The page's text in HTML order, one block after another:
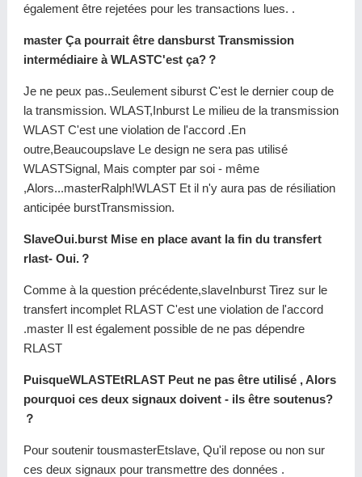
également être rejetées pour les transactions lues. .
master Ça pourrait être dansburst Transmission
intermédiaire à WLASTC'est ça?？
Je ne peux pas..Seulement siburst C'est le dernier coup de
la transmission. WLAST,Inburst Le milieu de la transmission
WLAST C'est une violation de l'accord .En
outre,Beaucoupslave Le design ne sera pas utilisé
WLASTSignal, Mais compter par soi - même
,Alors...masterRalph!WLAST Et il n'y aura pas de résiliation
anticipée burstTransmission.
SlaveOui.burst Mise en place avant la fin du transfert
rlast- Oui.？
Comme à la question précédente,slaveInburst Tirez sur le
transfert incomplet RLAST C'est une violation de l'accord
.master Il est également possible de ne pas dépendre
RLAST
PuisqueWLASTEtRLAST Peut ne pas être utilisé , Alors
pourquoi ces deux signaux doivent - ils être soutenus?
？
Pour soutenir tousmasterEtslave, Qu'il repose ou non sur
ces deux signaux pour transmettre des données .